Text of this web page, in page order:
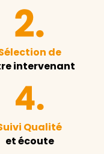
de
intervenant
Qualité
et écoute